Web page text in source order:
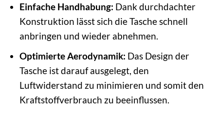
Einfache Handhabung: Dank durchdachter
Konstruktion lässt sich die Tasche schnell
anbringen und wieder abnehmen.
Optimierte Aerodynamik: Das Design der
Tasche ist darauf ausgelegt, den
Luftwiderstand zu minimieren und somit den
Kraftstoffverbrauch zu beeinflussen.